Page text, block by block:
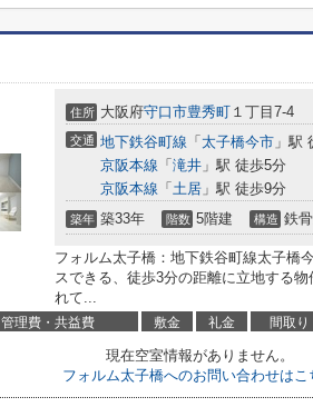
住所 大阪府守口市豊秀町 １丁目7-4
交通 地下鉄谷町線 「 太子橋今市 」駅
京阪本線 「 滝井 」駅 徒歩5分
京阪本線 「 土居 」駅 徒歩9分
築年 築33年 階数 5階建 構造 鉄
フォルム太子橋：地下鉄谷町線太子橋
スできる、徒歩3分の距離に立地する
れて...
管理費・共益費 敷金 礼金 間取り
現在空室情報がありません。
フォルム太子橋へのお問い合わせはこ